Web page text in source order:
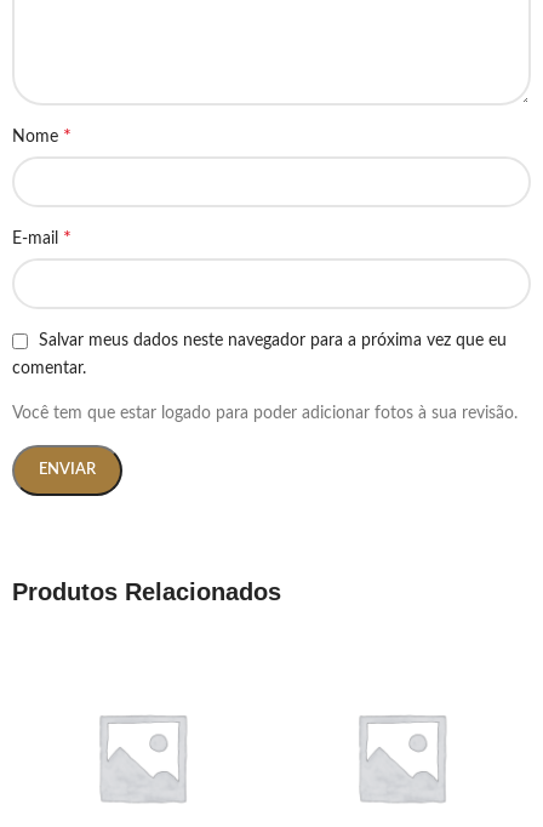
Nome *
E-mail *
Salvar meus dados neste navegador para a próxima vez que eu
comentar.
Você tem que estar logado para poder adicionar fotos à sua revisão.
Produtos Relacionados